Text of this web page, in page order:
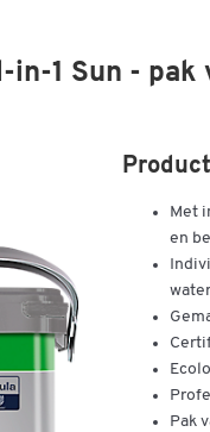
in-1 Sun - pak
Met
en
Pak